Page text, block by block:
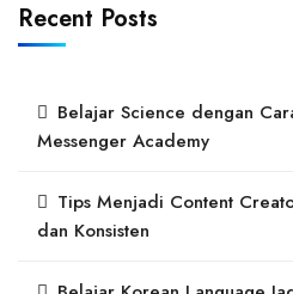
Recent Posts
Belajar Science dengan
Messenger Academy
Tips Menjadi Content
dan Konsisten